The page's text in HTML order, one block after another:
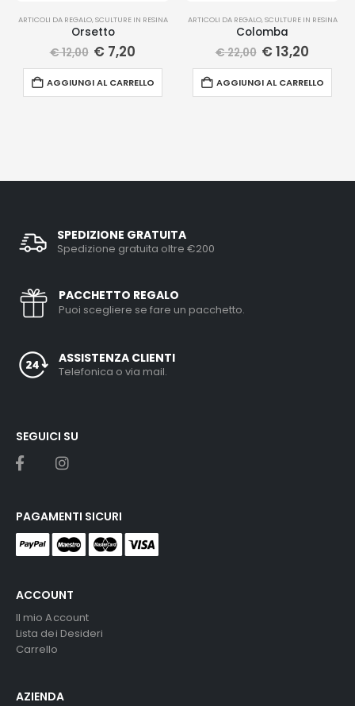
ARTICOLI DA REGALO,SCULTURE IN RESINA
Orsetto
€12,00 € 7,20
AGGIUNGI AL CARRELLO
ARTICOLI DA REGALO,SCULTURE IN RESINA
Colomba
€22,00 € 13,20
AGGIUNGI AL CARRELLO
SPEDIZIONE GRATUITA
Spedizione gratuita oltre €200
PACCHETTO REGALO
Puoi scegliere se fare un pacchetto.
ASSISTENZA CLIENTI
Telefonica o via mail.
ACCOUNT
Il mio Account
Lista dei Desideri
Carrello
AZIENDA
SEGUICI SU
PAGAMENTI SICURI